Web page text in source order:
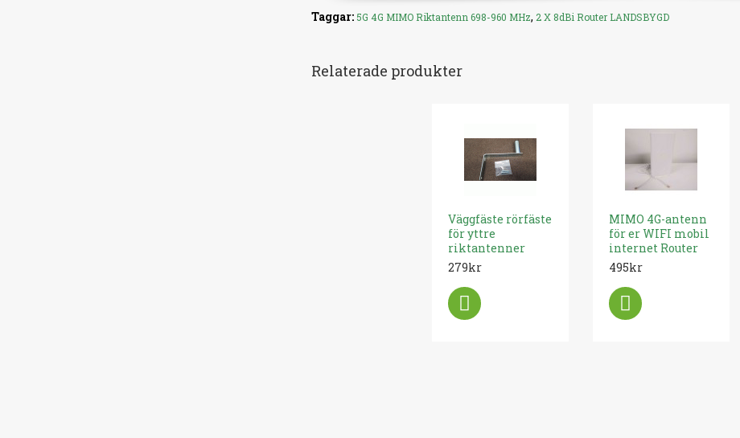
Taggar: 5G 4G MIMO Riktantenn 698-960 MHz, 2 X 8dBi Router LANDSBYGD
Relaterade produkter
Väggfäste rörfäste
för yttre
riktantenner
279kr
MIMO 4G-antenn
för er WIFI mobil
internet Router
495kr